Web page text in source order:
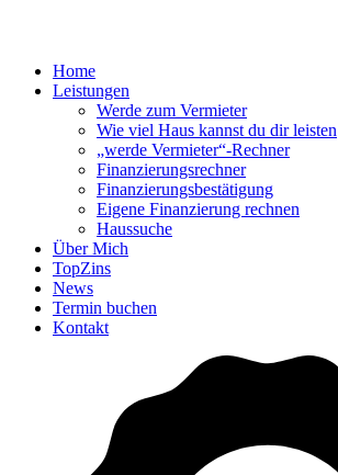
Home
Leistungen
Werde zum Vermieter
Wie viel Haus kannst du dir leisten
„werde Vermieter“-Rechner
Finanzierungsrechner
Finanzierungsbestätigung
Eigene Finanzierung rechnen
Haussuche
Über Mich
TopZins
News
Termin buchen
Kontakt